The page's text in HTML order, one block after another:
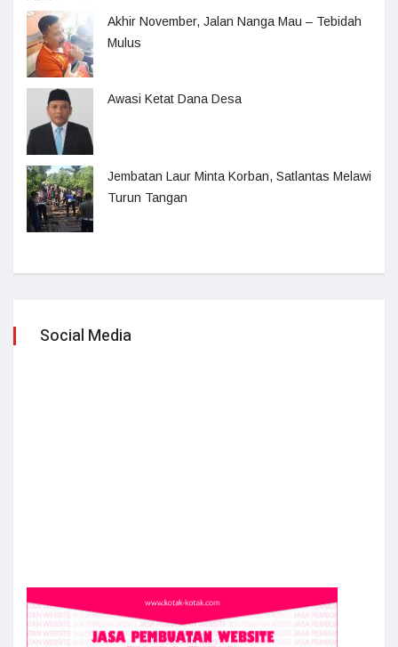
Akhir November, Jalan Nanga Mau – Tebidah
Mulus
Awasi Ketat Dana Desa
Jembatan Laur Minta Korban, Satlantas Melawi
Turun Tangan
Social Media